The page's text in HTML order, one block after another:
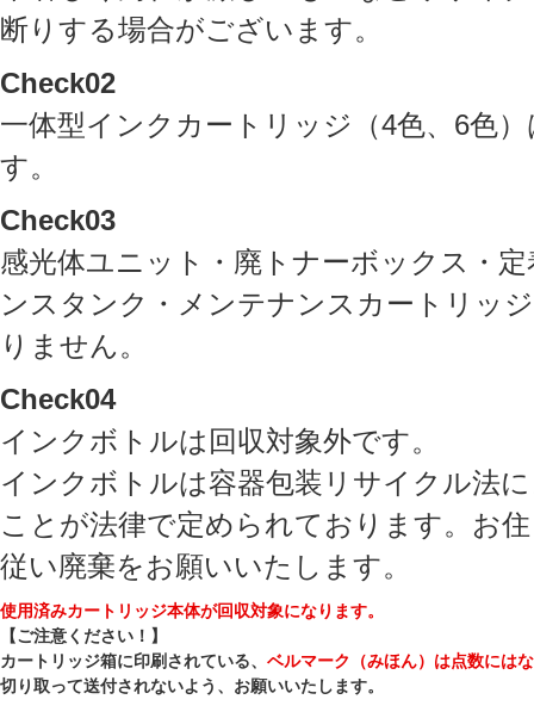
断りする場合がございます。
Check02
一体型インクカートリッジ（4色、6色
す。
Check03
感光体ユニット・廃トナーボックス・
ンスタンク・メンテナンスカートリッ
りません。
Check04
インクボトルは回収対象外です。
インクボトルは容器包装リサイクル法
ことが法律で定められております。お
従い廃棄をお願いいたします。
使用済みカートリッジ本体が回収対象になります。
【ご注意ください！】
カートリッジ箱に印刷されている、 ベルマーク（みほん）は点数には
切り取って送付されないよう、お願いいたします。